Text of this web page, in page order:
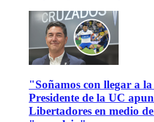
"Soñamos con llegar a
Presidente de la UC
Libertadores en medio